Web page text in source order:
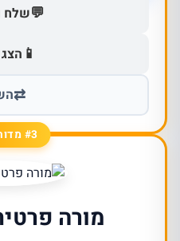
💬שלח
📱
⇄
#3 מדורג עליון
מורה